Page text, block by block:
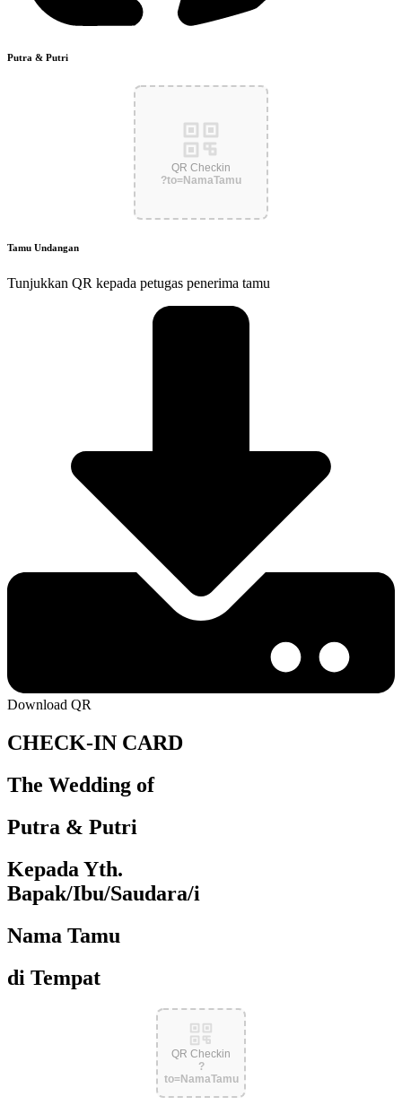
Putra & Putri
QR Checkin
?to=NamaTamu
Tamu Undangan
Tunjukkan QR kepada petugas penerima tamu
Download QR
CHECK-IN CARD
The Wedding of
Putra & Putri
Kepada Yth.
Bapak/Ibu/Saudara/i
Nama Tamu
di Tempat
QR Checkin
?
to=NamaTamu